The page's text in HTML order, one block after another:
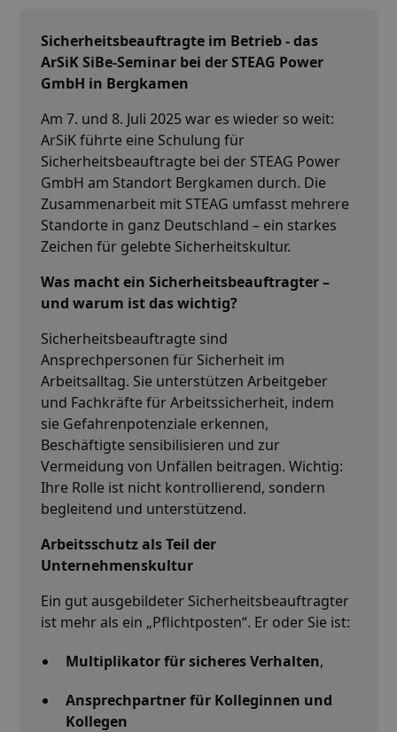
Sicherheitsbeauftragte im Betrieb - das
ArSiK SiBe-Seminar bei der STEAG Power
GmbH in Bergkamen
Am 7. und 8. Juli 2025 war es wieder so weit:
ArSiK führte eine Schulung für
Sicherheitsbeauftragte bei der STEAG Power
GmbH am Standort Bergkamen durch. Die
Zusammenarbeit mit STEAG umfasst mehrere
Standorte in ganz Deutschland – ein starkes
Zeichen für gelebte Sicherheitskultur.
Was macht ein Sicherheitsbeauftragter –
und warum ist das wichtig?
Sicherheitsbeauftragte sind
Ansprechpersonen für Sicherheit im
Arbeitsalltag. Sie unterstützen Arbeitgeber
und Fachkräfte für Arbeitssicherheit, indem
sie Gefahrenpotenziale erkennen,
Beschäftigte sensibilisieren und zur
Vermeidung von Unfällen beitragen. Wichtig:
Ihre Rolle ist nicht kontrollierend, sondern
begleitend und unterstützend.
Arbeitsschutz als Teil der
Unternehmenskultur
Ein gut ausgebildeter Sicherheitsbeauftragter
ist mehr als ein „Pflichtposten“. Er oder Sie ist:
Multiplikator für sicheres Verhalten,
Ansprechpartner für Kolleginnen und
Kollegen